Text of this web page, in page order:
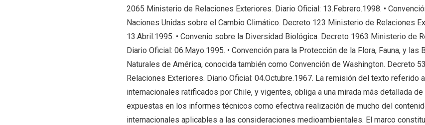
2065 Ministerio de Relaciones Exteriores. Diario Oficial: 13.Febrero.1998. •
Naciones Unidas sobre el Cambio Climático. Decreto 123 Ministerio de Relaciones
13.Abril.1995. • Convenio sobre la Diversidad Biológica. Decreto 1963 Ministerio de
Diario Oficial: 06.Mayo.1995. • Convención para la Protección de la Flora, Fauna, y las
Naturales de América, conocida también como Convención de Washington. Decreto
Relaciones Exteriores. Diario Oficial: 04.Octubre.1967. La remisión del texto referido
internacionales ratificados por Chile, y vigentes, obliga a una mirada más detallada
expuestas en los informes técnicos como efectiva realización de mucho del
internacionales aplicables a las consideraciones medioambientales. El marco